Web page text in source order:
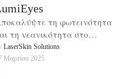
τη φωτεινότητα
τη νεανικότητα στο
σας με τη LumiEyes!
LaserSkin Solutions
Μαρτίου 2025